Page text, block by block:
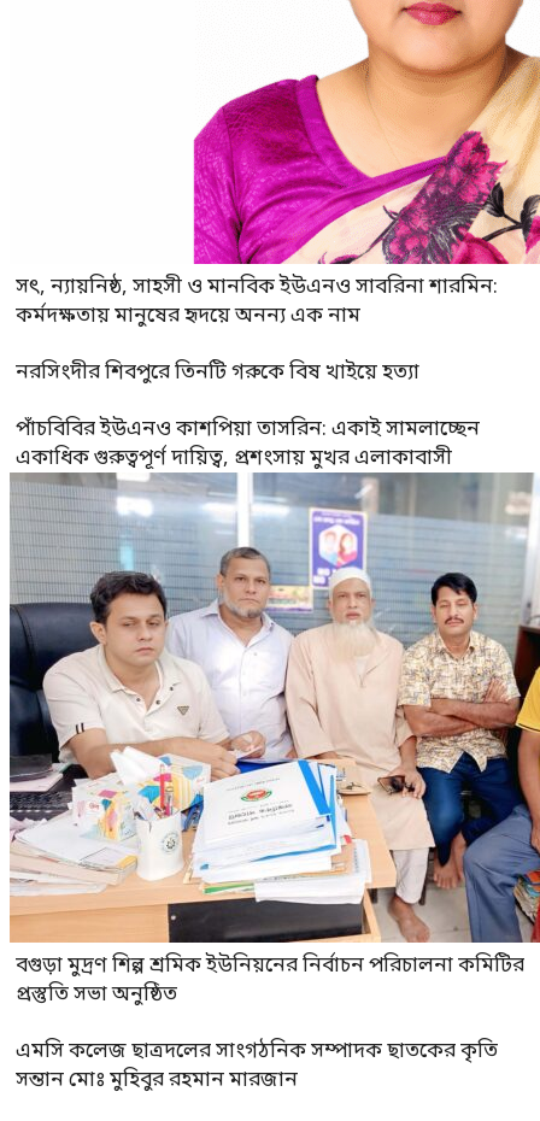
সৎ, ন্যায়নিষ্ঠ, সাহসী ও মানবিক ইউএনও সাবরিনা শারমিন:
কর্মদক্ষতায় মানুষের হৃদয়ে অনন্য এক নাম
নরসিংদীর শিবপুরে তিনটি গরুকে বিষ খাইয়ে হত্যা
পাঁচবিবির ইউএনও কাশপিয়া তাসরিন: একাই সামলাচ্ছেন
একাধিক গুরুত্বপূর্ণ দায়িত্ব, প্রশংসায় মুখর এলাকাবাসী
বগুড়া মুদ্রণ শিল্প শ্রমিক ইউনিয়নের নির্বাচন পরিচালনা কমিটির
প্রস্তুতি সভা অনুষ্ঠিত
এমসি কলেজ ছাত্রদলের সাংগঠনিক সম্পাদক ছাতকের কৃতি
সন্তান মোঃ মুহিবুর রহমান মারজান